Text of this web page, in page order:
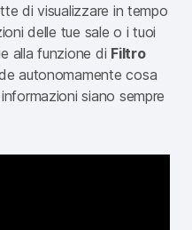
di visualizzare in tempo
delle tue sale o i tuoi
alla funzione di Filtro
autonomamente cosa
siano sempre